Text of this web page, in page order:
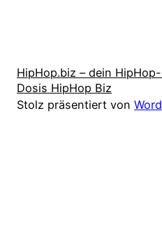
HipHop.biz – dein
Dosis HipHop Biz
Stolz präsentiert von